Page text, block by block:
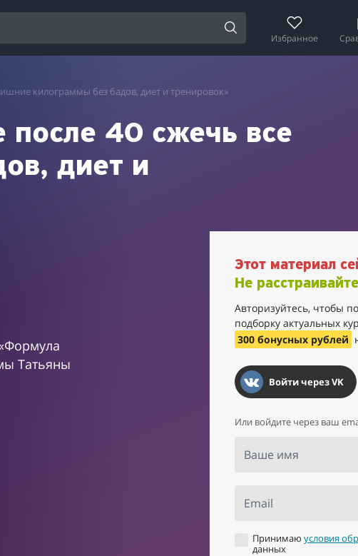
Избранное
килограммы без бадов, диет и тренировок»
40 сжечь все
диет и
Татьяны
Этот материал
Не
Авторизуйтесь, чтобы
подборку актуальных
300 бонусных рублей
Войти через VK
Или войдите через ваш
Ваше имя
Email
Принимаюусловия
данных